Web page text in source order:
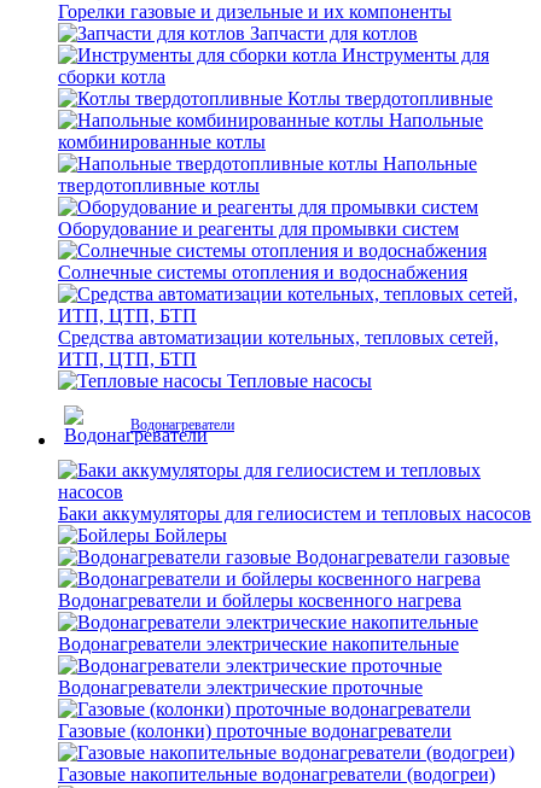
Горелки газовые и дизельные и их компоненты
Запчасти для котлов
Инструменты для
сборки котла
Котлы твердотопливные
Напольные
комбинированные котлы
Напольные
твердотопливные котлы
Оборудование и реагенты для промывки систем
Солнечные системы отопления и водоснабжения
Средства автоматизации котельных, тепловых сетей,
ИТП, ЦТП, БТП
Тепловые насосы
Водонагреватели
Баки аккумуляторы для гелиосистем и тепловых насосов
Бойлеры
Водонагреватели газовые
Водонагреватели и бойлеры косвенного нагрева
Водонагреватели электрические накопительные
Водонагреватели электрические проточные
Газовые (колонки) проточные водонагреватели
Газовые накопительные водонагреватели (водогреи)